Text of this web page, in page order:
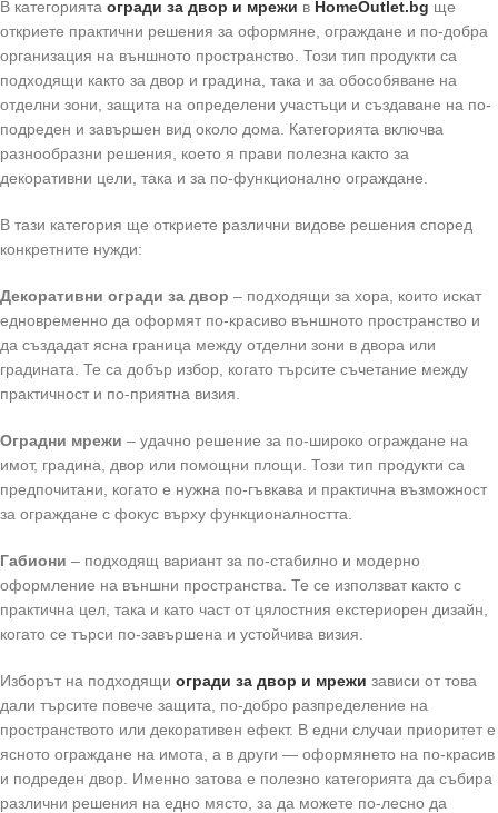
В категорията огради за двор и мрежи в HomeOutlet.bg ще
откриете практични решения за оформяне, ограждане и по-добра
организация на външното пространство. Този тип продукти са
подходящи както за двор и градина, така и за обособяване на
отделни зони, защита на определени участъци и създаване на по-
подреден и завършен вид около дома. Категорията включва
разнообразни решения, което я прави полезна както за
декоративни цели, така и за по-функционално ограждане.
В тази категория ще откриете различни видове решения според
конкретните нужди:
Декоративни огради за двор – подходящи за хора, които искат
едновременно да оформят по-красиво външното пространство и
да създадат ясна граница между отделни зони в двора или
градината. Те са добър избор, когато търсите съчетание между
практичност и по-приятна визия.
Оградни мрежи – удачно решение за по-широко ограждане на
имот, градина, двор или помощни площи. Този тип продукти са
предпочитани, когато е нужна по-гъвкава и практична възможност
за ограждане с фокус върху функционалността.
Габиони – подходящ вариант за по-стабилно и модерно
оформление на външни пространства. Те се използват както с
практична цел, така и като част от цялостния екстериорен дизайн,
когато се търси по-завършена и устойчива визия.
Изборът на подходящи огради за двор и мрежи зависи от това
дали търсите повече защита, по-добро разпределение на
пространството или декоративен ефект. В едни случаи приоритет е
ясното ограждане на имота, а в други — оформянето на по-красив
и подреден двор. Именно затова е полезно категорията да събира
различни решения на едно място, за да можете по-лесно да